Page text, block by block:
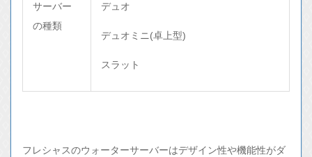
サーバー
の種類
デュオ
デュオミニ(卓上型)
スラット
フレシャスのウォーターサーバーはデザイン性や機能性がダ